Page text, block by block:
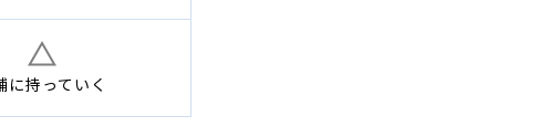
に持っていく